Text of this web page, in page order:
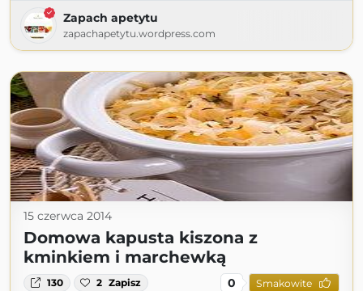
Zapach apetytu
zapachapetytu.wordpress.com
15 czerwca 2014
Domowa kapusta kiszona z
kminkiem i marchewką
130 2 Zapisz 0 Smakowite